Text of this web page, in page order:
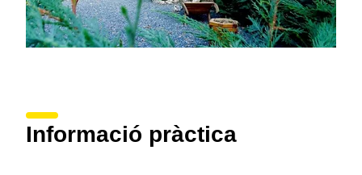
Informació pràctica